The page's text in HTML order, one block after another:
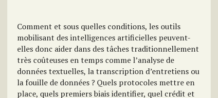
Comment et sous quelles conditions, les outils
mobilisant des intelligences artificielles peuvent-
elles donc aider dans des tâches traditionnellement
très coûteuses en temps comme l’analyse de
données textuelles, la transcription d’entretiens ou
la fouille de données ? Quels protocoles mettre en
place, quels premiers biais identifier, quel crédit et